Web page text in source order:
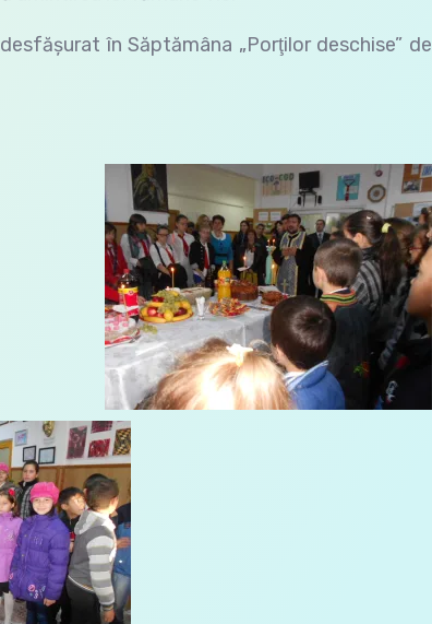
în Săptămâna „Porţilor deschise” de